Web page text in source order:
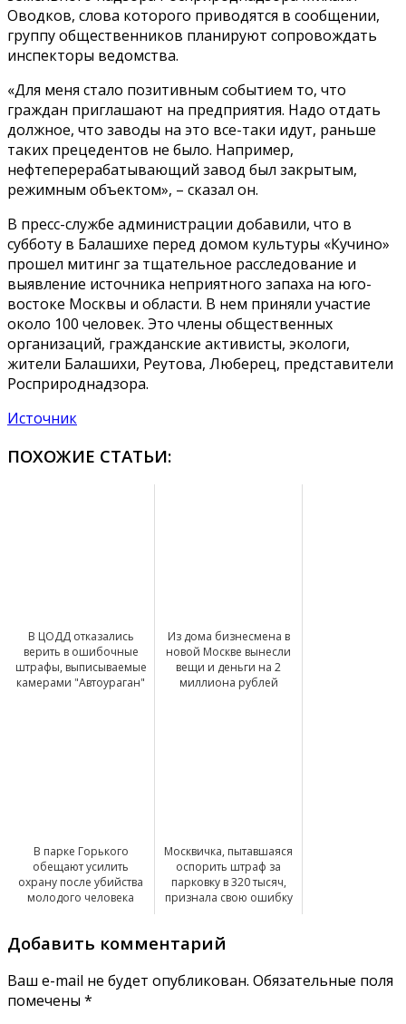
Оводков, слова которого приводятся в сообщении,
группу общественников планируют сопровождать
инспекторы ведомства.
«Для меня стало позитивным событием то, что
граждан приглашают на предприятия. Надо отдать
должное, что заводы на это все-таки идут, раньше
таких прецедентов не было. Например,
нефтеперерабатывающий завод был закрытым,
режимным объектом», – сказал он.
В пресс-службе администрации добавили, что в
субботу в Балашихе перед домом культуры «Кучино»
прошел митинг за тщательное расследование и
выявление источника неприятного запаха на юго-
востоке Москвы и области. В нем приняли участие
около 100 человек. Это члены общественных
организаций, гражданские активисты, экологи,
жители Балашихи, Реутова, Люберец, представители
Росприроднадзора.
Источник
ПОХОЖИЕ СТАТЬИ:
В ЦОДД отказались
верить в ошибочные
штрафы, выписываемые
камерами "Автоураган"
Из дома бизнесмена в
новой Москве вынесли
вещи и деньги на 2
миллиона рублей
В парке Горького
обещают усилить
охрану после убийства
молодого человека
Москвичка, пытавшаяся
оспорить штраф за
парковку в 320 тысяч,
признала свою ошибку
Добавить комментарий
Ваш e-mail не будет опубликован. Обязательные поля
помечены *